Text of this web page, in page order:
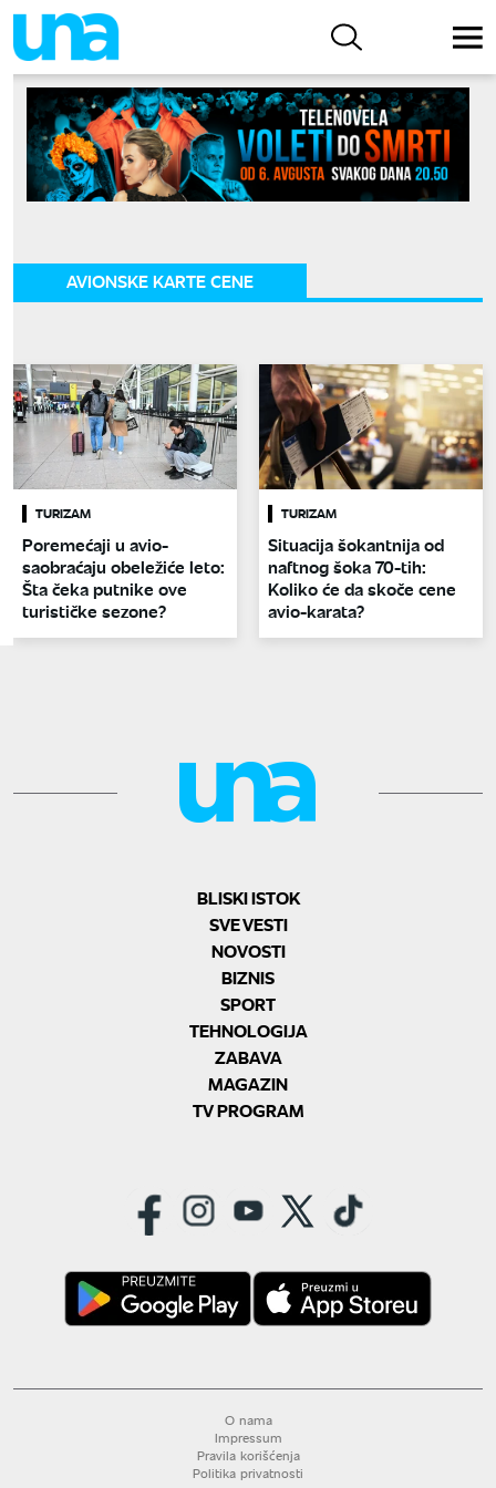
AVIONSKE KARTE CENE
TURIZAM
Poremećaji u avio-
saobraćaju obeležiće leto:
Šta čeka putnike ove
turističke sezone?
TURIZAM
Situacija šokantnija od
naftnog šoka 70-tih:
Koliko će da skoče cene
avio-karata?
BLISKI ISTOK
SVE VESTI
NOVOSTI
BIZNIS
SPORT
TEHNOLOGIJA
ZABAVA
MAGAZIN
TV PROGRAM
O nama
Impressum
Pravila korišćenja
Politika privatnosti